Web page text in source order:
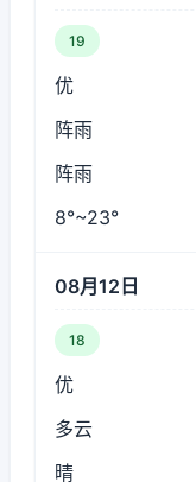
19
优
阵雨
阵雨
8°~23°
08月12日
18
优
多云
晴